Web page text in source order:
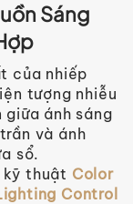
Sáng
của nhiếp
tượng nhiễu
giữa ánh sáng
và ánh
sổ.
kỹ thuật Color
Control